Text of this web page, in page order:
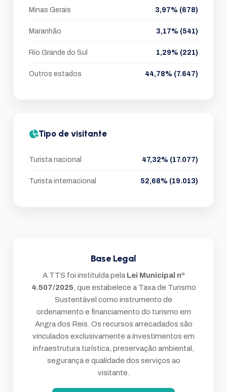
Minas Gerais 3,97% (678)
Maranhão 3,17% (541)
Rio Grande do Sul 1,29% (221)
Outros estados 44,78% (7.647)
Tipo de visitante
Turista nacional 47,32% (17.077)
Turista internacional 52,68% (19.013)
Base Legal
A TTS foi instituída pela Lei Municipal nº
4.507/2025, que estabelece a Taxa de Turismo
Sustentável como instrumento de
ordenamento e financiamento do turismo em
Angra dos Reis. Os recursos arrecadados são
vinculados exclusivamente a investimentos em
infraestrutura turística, preservação ambiental,
segurança e qualidade dos serviços ao
visitante.